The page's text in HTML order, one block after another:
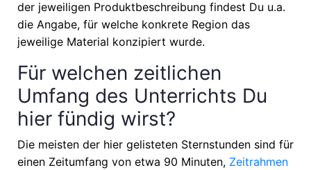
der jeweiligen Produktbeschreibung findest Du u.a.
die Angabe, für welche konkrete Region das
jeweilige Material konzipiert wurde.
Für welchen zeitlichen
Umfang des Unterrichts Du
hier fündig wirst?
Die meisten der hier gelisteten Sternstunden sind für
einen Zeitumfang von etwa 90 Minuten, Zeitrahmen